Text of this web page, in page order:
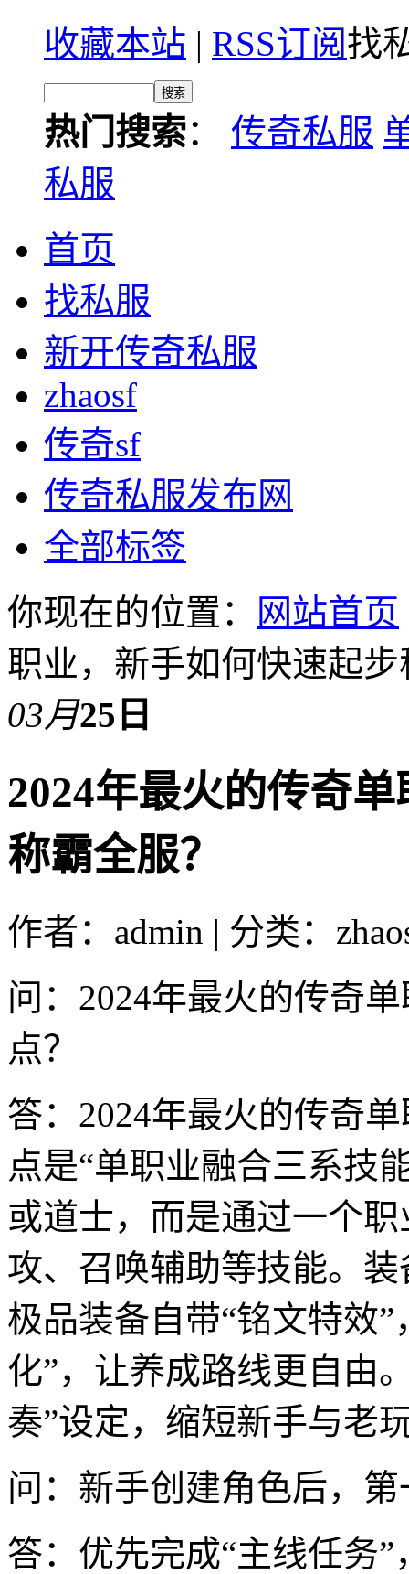
收藏本站 | RSS订阅找
热门搜索： 传奇私服
私服
首页
找私服
新开传奇私服
zhaosf
传奇sf
传奇私服发布网
全部标签
你现在的位置：
网站首页
职业，新手如何快速起
03月25日
2024年最火的传奇
称霸全服？
作者：admin | 分类：
问：2024年最火的传奇
点？
答：2024年最火的传奇
点是“单职业融合三系技
或道士，而是通过一个
攻、召唤辅助等技能。
极品装备自带“铭文特效
化”，让养成路线更自由
奏”设定，缩短新手与老
问：新手创建角色后，
答：优先完成“主线任务